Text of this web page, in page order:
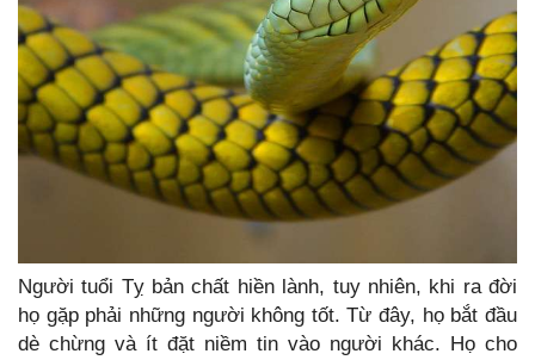
Người tuổi Tỵ bản chất hiền lành, tuy nhiên, khi ra đời
họ gặp phải những người không tốt. Từ đây, họ bắt đầu
dè chừng và ít đặt niềm tin vào người khác. Họ cho